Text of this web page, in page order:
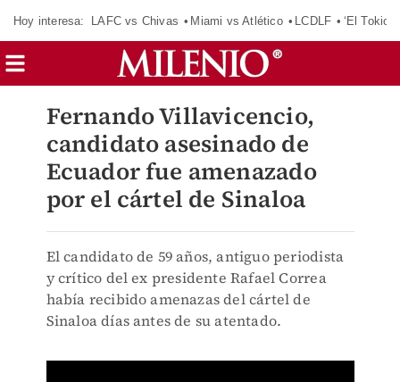
Hoy interesa: LAFC vs Chivas Miami vs Atlético LCDLF ‘El Tokio’
Fernando Villavicencio,
candidato asesinado de
Ecuador fue amenazado
por el cártel de Sinaloa
El candidato de 59 años, antiguo periodista
y crítico del ex presidente Rafael Correa
había recibido amenazas del cártel de
Sinaloa días antes de su atentado.